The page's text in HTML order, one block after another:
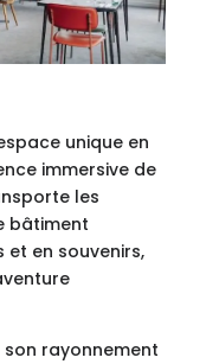
unique en
immersive de
les
bâtiment
et en souvenirs,
son rayonnement